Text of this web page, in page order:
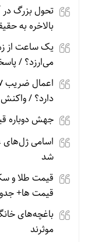
بالاخره به
می‌ارزد؟ /
دارد؟ /
جهش دوباره قیمت
اسامی
شد
قیمت ها+
باغچه‌های
موثرند